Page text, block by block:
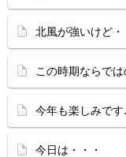
北風が強いけど
この時期ならで
今年も楽しみで
今日は・・・